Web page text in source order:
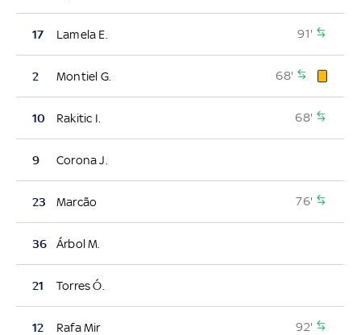
17 Lamela E. 91'
2 Montiel G. 68'
10 Rakitic I. 68'
9 Corona J.
23 Marcão 76'
36 Árbol M.
21 Torres Ó.
12 Rafa Mir 92'